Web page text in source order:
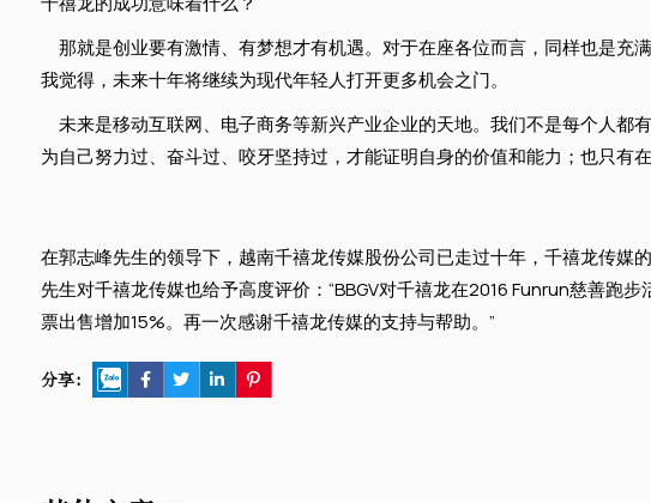
那就是创业要有激情、有梦想才有机遇。对于在座各位而言，同样也是充
我觉得，未来十年将继续为现代年轻人打开更多机会之门。
未来是移动互联网、电子商务等新兴产业企业的天地。我们不是每个人都
为自己努力过、奋斗过、咬牙坚持过，才能证明自身的价值和能力；也只有
在郭志峰先生的领导下，越南千禧龙传媒股份公司已走过十年，千禧龙传媒
先生对千禧龙传媒也给予高度评价：“BBGV对千禧龙在2016 Funrun慈善跑
票出售增加15%。再一次感谢千禧龙传媒的支持与帮助。”
分享: